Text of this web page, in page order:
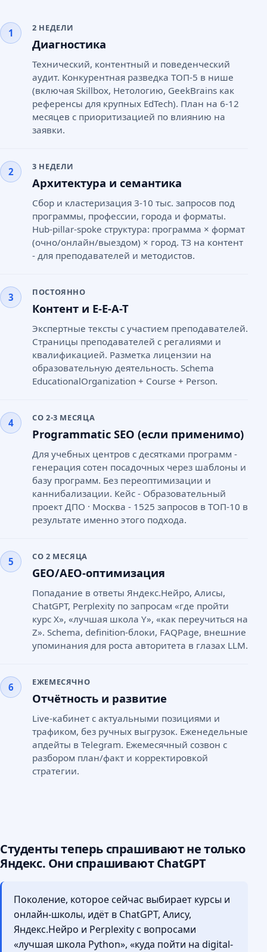
1 2 НЕДЕЛИ
Диагностика
Технический, контентный и поведенческий
аудит. Конкурентная разведка ТОП-5 в нише
(включая Skillbox, Нетологию, GeekBrains как
референсы для крупных EdTech). План на 6-12
месяцев с приоритизацией по влиянию на
заявки.
2 3 НЕДЕЛИ
Архитектура и семантика
Сбор и кластеризация 3-10 тыс. запросов под
программы, профессии, города и форматы.
Hub-pillar-spoke структура: программа × формат
(очно/онлайн/выездом) × город. ТЗ на контент
- для преподавателей и методистов.
3 ПОСТОЯННО
Контент и E-E-A-T
Экспертные тексты с участием преподавателей.
Страницы преподавателей с регалиями и
квалификацией. Разметка лицензии на
образовательную деятельность. Schema
EducationalOrganization + Course + Person.
4 СО 2-3 МЕСЯЦА
Programmatic SEO (если применимо)
Для учебных центров с десятками программ -
генерация сотен посадочных через шаблоны и
базу программ. Без переоптимизации и
каннибализации. Кейс - Образовательный
проект ДПО · Москва - 1525 запросов в ТОП-10 в
результате именно этого подхода.
5 СО 2 МЕСЯЦА
GEO/AEO-оптимизация
Попадание в ответы Яндекс.Нейро, Алисы,
ChatGPT, Perplexity по запросам «где пройти
курс X», «лучшая школа Y», «как переучиться на
Z». Schema, definition-блоки, FAQPage, внешние
упоминания для роста авторитета в глазах LLM.
6 ЕЖЕМЕСЯЧНО
Отчётность и развитие
Live-кабинет с актуальными позициями и
трафиком, без ручных выгрузок. Еженедельные
апдейты в Telegram. Ежемесячный созвон с
разбором план/факт и корректировкой
стратегии.
Студенты теперь спрашивают не только
Яндекс. Они спрашивают ChatGPT
Поколение, которое сейчас выбирает курсы и
онлайн-школы, идёт в ChatGPT, Алису,
Яндекс.Нейро и Perplexity с вопросами
«лучшая школа Python», «куда пойти на digital-